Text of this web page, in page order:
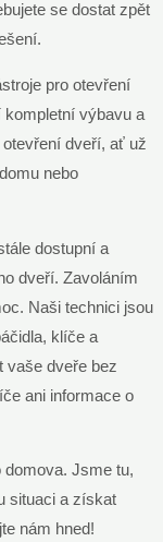
se dostat zpět
pro otevření
výbavu a
dveří, ať už
nebo
dostupní a
dveří. Zavoláním
Naši technici jsou
klíče a
vaše dveře bez
ani informace o
domova. Jsme tu,
situaci a získat
nám hned!